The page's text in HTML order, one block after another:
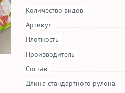
Количество видов
Артикул
Плотность
Производитель
Состав
Длина стандартного рулона